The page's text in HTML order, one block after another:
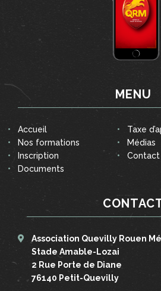
Association Quevilly Rouen
Stade Amable-Lozai
2 Rue Porte de Diane
76140 Petit-Quevilly
MENU
Accueil
Nos formations
Inscription
Documents
Taxe
Médias
Contact